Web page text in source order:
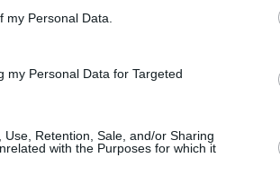
Personal Data.
my Personal Data for Targeted
Retention, Sale, and/or Sharing
with the Purposes for which it
όχι μόνο στα έπη,
μύθους, όπως εκείνος
του Νέστορα. Ακόμη και ο
έμμεσα το μέγεθος και
βασιλείου της Πύλου.